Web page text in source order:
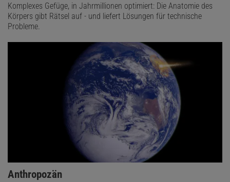
Komplexes Gefüge, in Jahrmillionen optimiert: Die Anatomie des
Körpers gibt Rätsel auf - und liefert Lösungen für technische
Probleme.
Anthropozän